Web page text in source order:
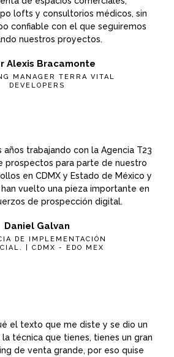
lofts y consultorios médicos, sin
confiable con el que seguiremos
nuestros proyectos.
Alexis Bracamonte
MANAGER TERRA VITAL
DEVELOPERS
años trabajando con la Agencia T23
prospectos para parte de nuestro
en CDMX y Estado de México y
vuelto una pieza importante en
de prospección digital.
Daniel Galvan
DE IMPLEMENTACIÓN
| CDMX - EDO MEX
el texto que me diste y se dio un
la técnica que tienes, tienes un gran
de venta grande, por eso quise